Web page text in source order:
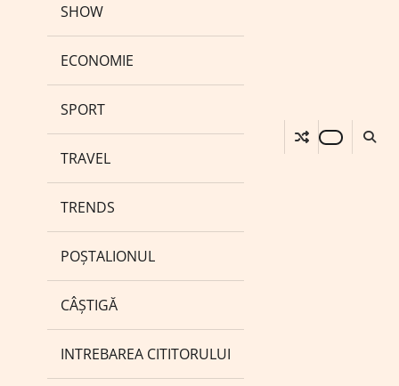
SHOW
ECONOMIE
SPORT
TRAVEL
TRENDS
POȘTALIONUL
CÂȘTIGĂ
INTREBAREA CITITORULUI